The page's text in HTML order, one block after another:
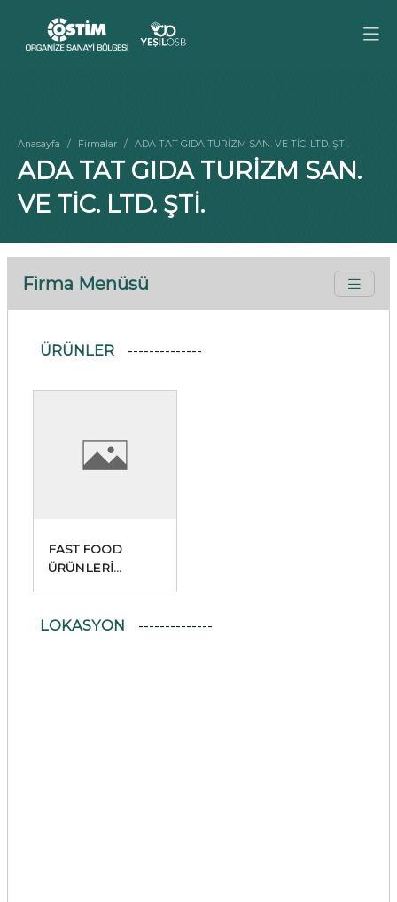
Anasayfa Firmalar ADA TAT GIDA TURİZM SAN. VE TİC. LTD. ŞTİ.
ADA TAT GIDA TURİZM SAN.
VE TİC. LTD. ŞTİ.
Firma Menüsü
ÜRÜNLER
FAST FOOD
ÜRÜNLERİ
LOKASYON